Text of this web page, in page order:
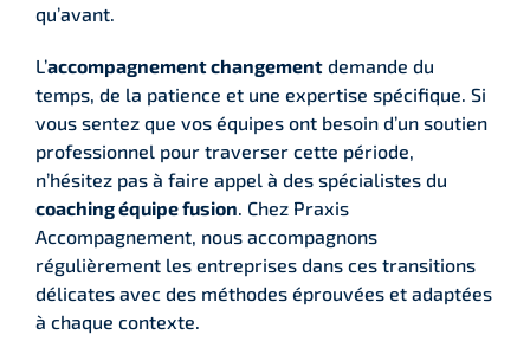
qu’avant.
L’accompagnement changement demande du
temps, de la patience et une expertise spécifique. Si
vous sentez que vos équipes ont besoin d’un soutien
professionnel pour traverser cette période,
n’hésitez pas à faire appel à des spécialistes du
coaching équipe fusion . Chez Praxis
Accompagnement, nous accompagnons
régulièrement les entreprises dans ces transitions
délicates avec des méthodes éprouvées et adaptées
à chaque contexte.